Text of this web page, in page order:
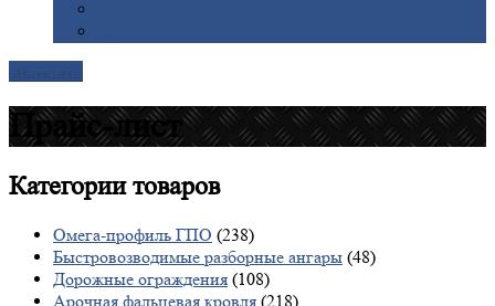
Прайс-лист
Категориитоваров
Омега-профиль ГПО (238)
Быстровозводимые разборные ангары (48)
Дорожные ограждения (108)
Арочная фальцевая кровля (218)